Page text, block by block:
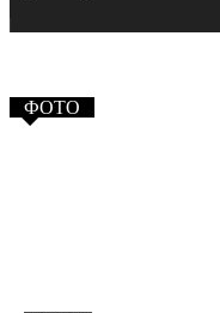
ФОТО